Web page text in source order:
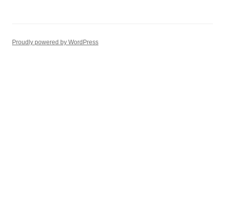
Proudly powered by WordPress